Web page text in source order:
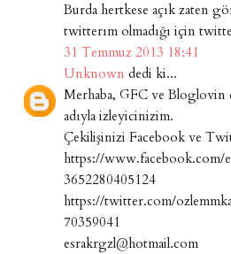
Burda hertkese açık zaten
twitterım olmadığı için
31 Temmuz 2013 18:41
Unknown dedi ki...
Merhaba, GFC ve Bloglovin
adıyla izleyicinizim.
Çekilişinizi Facebook ve
https://www.facebook.com/
3652280405124
https://twitter.com/
70359041
esrakrgzl@hotmail.com